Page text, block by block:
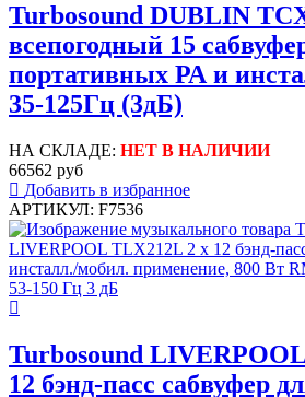
Turbosound DUBLIN
всепогодный 15
портативных РА и
35-125Гц (3дБ)
НА СКЛАДЕ: НЕТ В НАЛИЧИИ
66562 руб
Добавить в избранное
АРТИКУЛ: F7536
Turbosound
12 бэнд-пасс сабвуфер